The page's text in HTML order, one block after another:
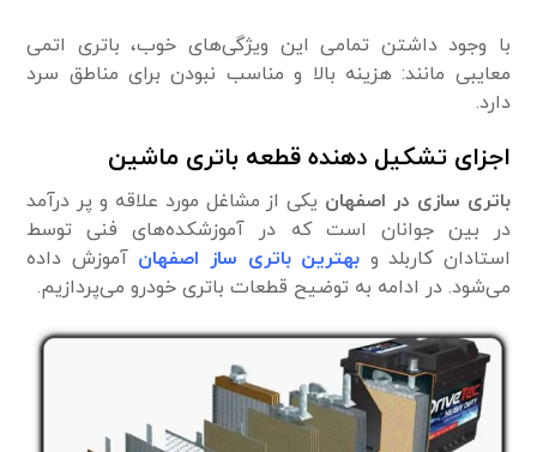
با وجود داشتن تمامی این ویژگی‌های خوب، باتری اتمی
معایبی مانند: هزینه بالا و مناسب نبودن برای مناطق سرد
دارد.
اجزای تشکیل دهنده قطعه باتری ماشین
باتری سازی در اصفهان یکی از مشاغل مورد علاقه و پر درآمد
در بین جوانان است که در آموزشکده‌های فنی توسط
استادان کاربلد و بهترین باتری ساز اصفهان آموزش داده
می‌شود. در ادامه به توضیح قطعات باتری خودرو می‌پردازیم.